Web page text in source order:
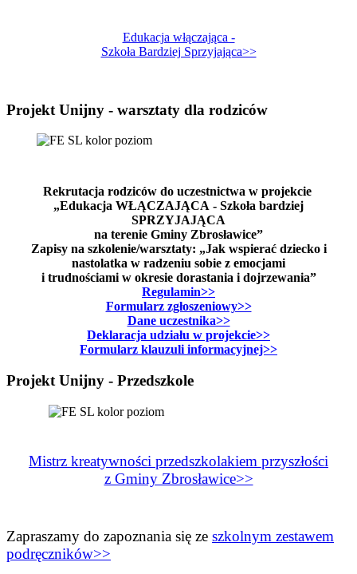
Edukacja włączająca -
Szkoła Bardziej Sprzyjająca>>
Projekt Unijny - warsztaty dla rodziców
Rekrutacja rodziców do uczestnictwa w projekcie
„Edukacja WŁĄCZAJĄCA - Szkoła bardziej
SPRZYJAJĄCA
na terenie Gminy Zbrosławice”
Zapisy na szkolenie/warsztaty: „Jak wspierać dziecko i
nastolatka w radzeniu sobie z emocjami
i trudnościami w okresie dorastania i dojrzewania”
Regulamin>>
Formularz zgłoszeniowy>>
Dane uczestnika>>
Deklaracja udziału w projekcie>>
Formularz klauzuli informacyjnej>>
Projekt Unijny - Przedszkole
Mistrz kreatywności przedszkolakiem przyszłości
z Gminy Zbrosławice>>
Zapraszamy do zapoznania się ze szkolnym zestawem
podręczników>>